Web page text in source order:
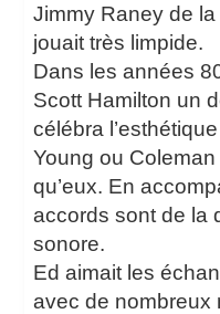
Jimmy Raney de
jouait très limpide.
Dans les années
Scott Hamilton un
célébra
Young ou
qu’eux. En
accords sont de la
sonore.
Ed aimait les
avec de nombreux